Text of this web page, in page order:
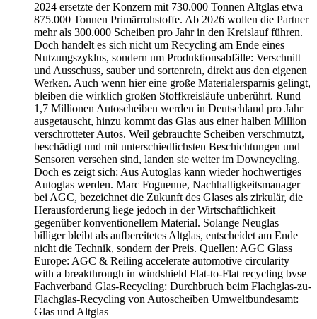
2024 ersetzte der Konzern mit 730.000 Tonnen Altglas etwa
875.000 Tonnen Primärrohstoffe. Ab 2026 wollen die Partner
mehr als 300.000 Scheiben pro Jahr in den Kreislauf führen.
Doch handelt es sich nicht um Recycling am Ende eines
Nutzungszyklus, sondern um Produktionsabfälle: Verschnitt
und Ausschuss, sauber und sortenrein, direkt aus den eigenen
Werken. Auch wenn hier eine große Materialersparnis gelingt,
bleiben die wirklich großen Stoffkreisläufe unberührt. Rund
1,7 Millionen Autoscheiben werden in Deutschland pro Jahr
ausgetauscht, hinzu kommt das Glas aus einer halben Million
verschrotteter Autos. Weil gebrauchte Scheiben verschmutzt,
beschädigt und mit unterschiedlichsten Beschichtungen und
Sensoren versehen sind, landen sie weiter im Downcycling.
Doch es zeigt sich: Aus Autoglas kann wieder hochwertiges
Autoglas werden. Marc Foguenne, Nachhaltigkeitsmanager
bei AGC, bezeichnet die Zukunft des Glases als zirkulär, die
Herausforderung liege jedoch in der Wirtschaftlichkeit
gegenüber konventionellem Material. Solange Neuglas
billiger bleibt als aufbereitetes Altglas, entscheidet am Ende
nicht die Technik, sondern der Preis. Quellen: AGC Glass
Europe: AGC & Reiling accelerate automotive circularity
with a breakthrough in windshield Flat-to-Flat recycling bvse
Fachverband Glas-Recycling: Durchbruch beim Flachglas-zu-
Flachglas-Recycling von Autoscheiben Umweltbundesamt:
Glas und Altglas